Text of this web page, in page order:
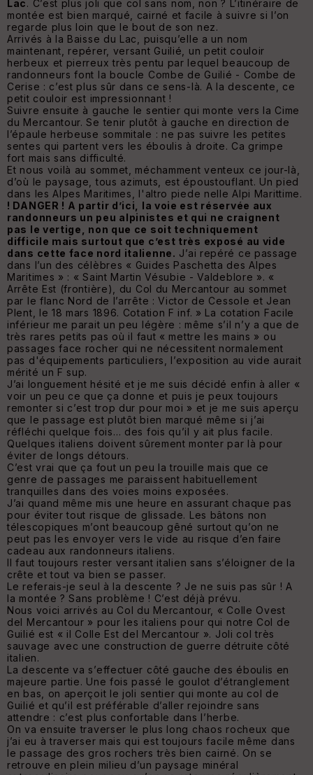
Lac. C’est plus joli que col sans nom, non ? L’itinéraire de
montée est bien marqué, cairné et facile à suivre si l’on
regarde plus loin que le bout de son nez.
Arrivés à la Baisse du Lac, puisqu’elle a un nom
maintenant, repérer, versant Guilié, un petit couloir
herbeux et pierreux très pentu par lequel beaucoup de
randonneurs font la boucle Combe de Guilié - Combe de
Cerise : c’est plus sûr dans ce sens-là. A la descente, ce
petit couloir est impressionnant !
Suivre ensuite à gauche le sentier qui monte vers la Cime
du Mercantour. Se tenir plutôt à gauche en direction de
l’épaule herbeuse sommitale : ne pas suivre les petites
sentes qui partent vers les éboulis à droite. Ca grimpe
fort mais sans difficulté.
Et nous voilà au sommet, méchamment venteux ce jour-là,
d’où le paysage, tous azimuts, est époustouflant. Un pied
dans les Alpes Maritimes, l'altro piede nelle Alpi Marittime.
! DANGER ! A partir d’ici, la voie est réservée aux
randonneurs un peu alpinistes et qui ne craignent
pas le vertige, non que ce soit techniquement
difficile mais surtout que c’est très exposé au vide
dans cette face nord italienne. J’ai repéré ce passage
dans l’un des célèbres « Guides Paschetta des Alpes
Maritimes » : «Saint Martin Vésubie - Valdeblore ». «
Arrête Est (frontière), du Col du Mercantour au sommet
par le flanc Nord de l’arrête : Victor de Cessole et Jean
Plent, le 18 mars 1896. Cotation F inf. » La cotation Facile
inférieur me parait un peu légère : même s’il n’y a que de
très rares petits pas où il faut « mettre les mains » ou
passages face rocher qui ne nécessitent normalement
pas d'équipements particuliers, l’exposition au vide aurait
mérité un F sup.
J’ai longuement hésité et je me suis décidé enfin à aller «
voir un peu ce que ça donne et puis je peux toujours
remonter si c’est trop dur pour moi » et je me suis aperçu
que le passage est plutôt bien marqué même si j’ai
réfléchi quelque fois… des fois qu’il y ait plus facile.
Quelques italiens doivent sûrement monter par là pour
éviter de longs détours.
C’est vrai que ça fout un peu la trouille mais que ce
genre de passages me paraissent habituellement
tranquilles dans des voies moins exposées.
J’ai quand même mis une heure en assurant chaque pas
pour éviter tout risque de glissade. Les bâtons non
télescopiques m’ont beaucoup gêné surtout qu’on ne
peut pas les envoyer vers le vide au risque d’en faire
cadeau aux randonneurs italiens.
Il faut toujours rester versant italien sans s’éloigner de la
crête et tout va bien se passer.
Le referais-je seul à la descente ? Je ne suis pas sûr ! A
la montée ? Sans problème ! C’est déjà prévu.
Nous voici arrivés au Col du Mercantour, « Colle Ovest
del Mercantour » pour les italiens pour qui notre Col de
Guilié est « il Colle Est del Mercantour ». Joli col très
sauvage avec une construction de guerre détruite côté
italien.
La descente va s’effectuer côté gauche des éboulis en
majeure partie. Une fois passé le goulot d’étranglement
en bas, on aperçoit le joli sentier qui monte au col de
Guilié et qu’il est préférable d’aller rejoindre sans
attendre : c’est plus confortable dans l’herbe.
On va ensuite traverser le plus long chaos rocheux que
j’ai eu à traverser mais qui est toujours facile même dans
le passage des gros rochers très bien cairné. On se
retrouve en plein milieu d’un paysage minéral